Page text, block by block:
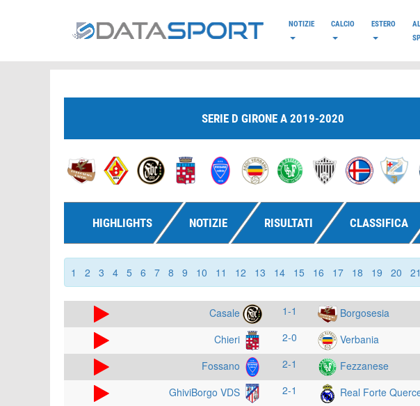
NOTIZIE CALCIO ESTERO
SERIE D GIRONE A 2019-2020
HIGHLIGHTS NOTIZIE RISULTATI CLASSIFICA
1 2 3 4 5 6 7 8 9 10 11 12 13 14 15 16 17 18 19 20 21
Casale 1-1 Borgosesia
Chieri 2-0 Verbania
Fossano 2-1 Fezzanese
GhiviBorgo VDS 2-1 Real Forte